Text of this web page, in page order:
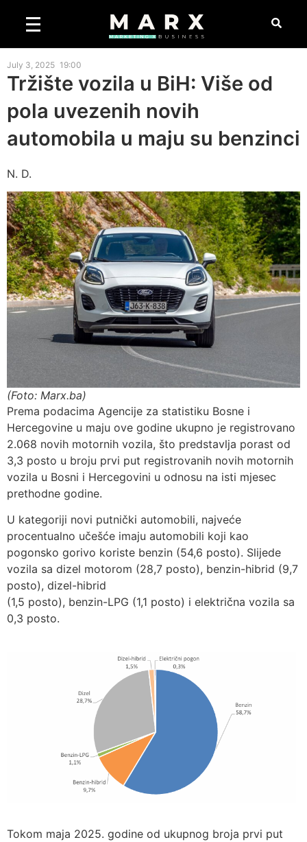
July 3, 2025 19:00
Tržište vozila u BiH: Više od
pola uvezenih novih
automobila u maju su benzinci
N. D.
(Foto: Marx.ba)
Prema podacima Agencije za statistiku Bosne i
Hercegovine u maju ove godine ukupno je registrovano
2.068 novih motornih vozila, što predstavlja porast od
3,3 posto u broju prvi put registrovanih novih motornih
vozila u Bosni i Hercegovini u odnosu na isti mjesec
prethodne godine.
U kategoriji novi putnički automobili, najveće
procentualno učešće imaju automobili koji kao
pogonsko gorivo koriste benzin (54,6 posto). Slijede
vozila sa dizel motorom (28,7 posto), benzin-hibrid (9,7
posto), dizel-hibrid
(1,5 posto), benzin-LPG (1,1 posto) i električna vozila sa
0,3 posto.
Tokom maja 2025. godine od ukupnog broja prvi put